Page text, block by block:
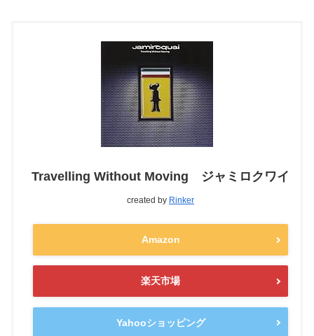
Travelling Without Moving ジャミロクワイ
created by Rinker
Amazon
楽天市場
Yahooショッピング